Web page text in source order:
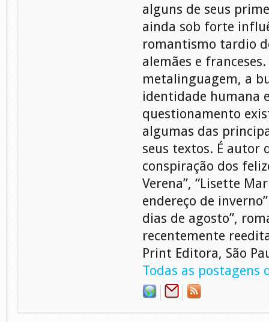
alguns de seus
ainda sob forte
romantismo tardio
alemães e franceses.
metalinguagem, a
identidade humana
questionamento
algumas das
seus textos. É autor
conspiração dos
Verena”, “Lisette
endereço de
dias de agosto”,
recentemente
Print Editora, São
Todas as postagens